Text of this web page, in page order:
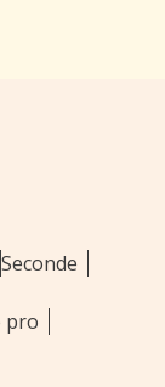
Seconde
pro